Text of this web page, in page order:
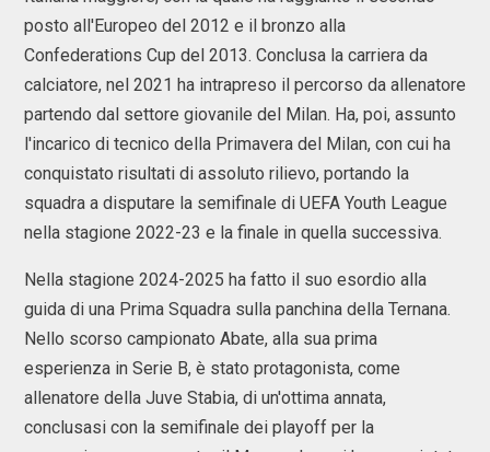
posto all'Europeo del 2012 e il bronzo alla
Confederations Cup del 2013. Conclusa la carriera da
calciatore, nel 2021 ha intrapreso il percorso da allenatore
partendo dal settore giovanile del Milan. Ha, poi, assunto
l'incarico di tecnico della Primavera del Milan, con cui ha
conquistato risultati di assoluto rilievo, portando la
squadra a disputare la semifinale di UEFA Youth League
nella stagione 2022-23 e la finale in quella successiva.
Nella stagione 2024-2025 ha fatto il suo esordio alla
guida di una Prima Squadra sulla panchina della Ternana.
Nello scorso campionato Abate, alla sua prima
esperienza in Serie B, è stato protagonista, come
allenatore della Juve Stabia, di un'ottima annata,
conclusasi con la semifinale dei playoff per la